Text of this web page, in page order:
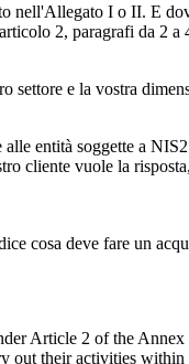
nell'Allegato I o II. E
2, paragrafi da 2
e la vostra
entità soggette a
cliente vuole la
cosa deve fare un
Article 2 of the
out their activities